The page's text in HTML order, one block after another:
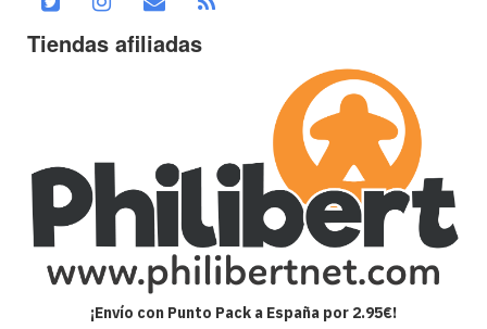
Tiendas afiliadas
¡Envío con Punto Pack a España por 2.95€!